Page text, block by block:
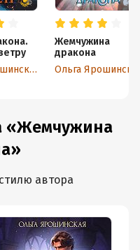
Ольга Ярошинская
Жемчужина
дракона
«Жемчужина
автора